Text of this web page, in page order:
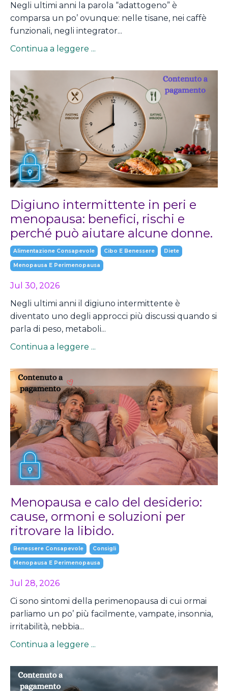
Negli ultimi anni la parola “adattogeno” è
comparsa un po’ ovunque: nelle tisane, nei caffè
funzionali, negli integrator...
Continua a leggere ...
Digiuno intermittente in peri e
menopausa: benefici, rischi e
perché può aiutare alcune donne.
Alimentazione Consapevole Cibo E Benessere Diete
Menopausa E Perimenopausa
Jul 30, 2026
Negli ultimi anni il digiuno intermittente è
diventato uno degli approcci più discussi quando si
parla di peso, metaboli...
Continua a leggere ...
Menopausa e calo del desiderio:
cause, ormoni e soluzioni per
ritrovare la libido.
Benessere Consapevole Consigli
Menopausa E Perimenopausa
Jul 28, 2026
Ci sono sintomi della perimenopausa di cui ormai
parliamo un po’ più facilmente, vampate, insonnia,
irritabilità, nebbia...
Continua a leggere ...